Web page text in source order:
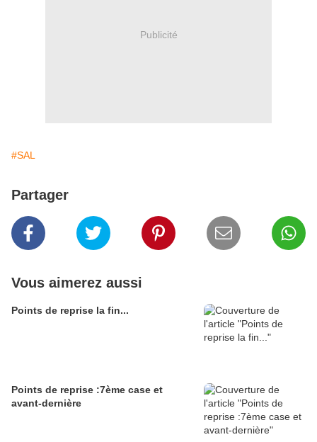
Publicité
#SAL
Partager
Vous aimerez aussi
Points de reprise la fin...
Points de reprise :7ème case et
avant-dernière